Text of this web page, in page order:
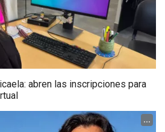
abren las inscripciones para
...